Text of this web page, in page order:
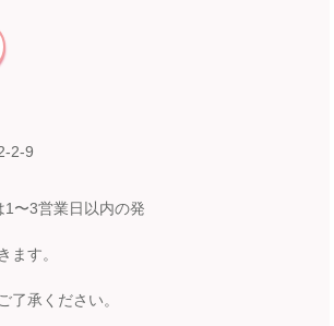
2-9
〜3営業日以内の発
ます。
了承ください。